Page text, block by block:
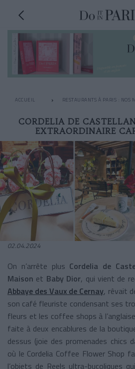
ACCUEIL RESTAURANTS À PARIS : NOS
CORDELIA DE
EXTRAORDINAIRE
02.04.2024
On n’arrête plus Cordelia de
Maison et Baby Dior, qui vient de
Abbaye des Vaux de Cernay, rêvait
son café fleuriste condensant ses
fleurs et les coffee shops à
faite à deux encablures de la
dessus (joie des promenades chics
où le Cordelia Coffee Flower Shop
l’objets de Reels ultra-bucoliques